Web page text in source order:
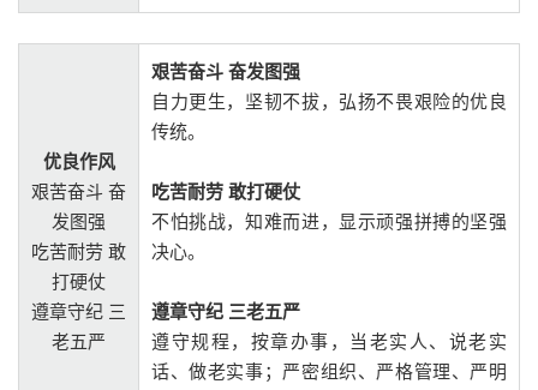
优良作风
艰苦奋斗 奋
发图强
吃苦耐劳 敢
打硬仗
遵章守纪 三
老五严
艰苦奋斗 奋发图强
自力更生，坚韧不拔，弘扬不畏艰险的优良
传统。
吃苦耐劳 敢打硬仗
不怕挑战，知难而进，显示顽强拼搏的坚强
决心。
遵章守纪 三老五严
遵守规程，按章办事，当老实人、说老实
话、做老实事；严密组织、严格管理、严明